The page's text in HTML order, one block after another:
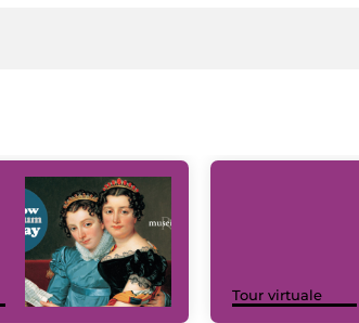
Tour virtuale